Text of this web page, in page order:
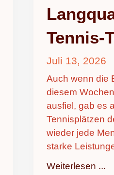
Tennis-
Juli 13, 2026
Auch wenn die
diesem
ausfiel, gab es
Tennisplätzen
wieder jede
starke
Weiterlesen ...